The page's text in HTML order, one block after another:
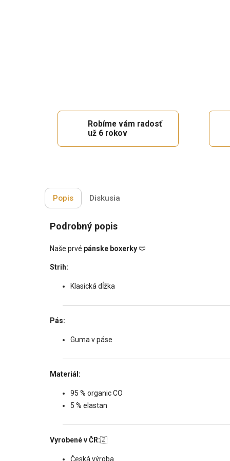
Robíme vám radosť
už 6 rokov
Popis Diskusia
Podrobný popis
Naše prvé pánske boxerky 🩲
Strih:
Klasická dĺžka
Pás:
Guma v páse
Materiál:
95 % organic CO
5 % elastan
Vyrobené v ČR:🇿
Česká výroba